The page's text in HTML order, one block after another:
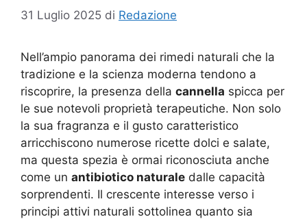
31 Luglio 2025 di Redazione
Nell’ampio panorama dei rimedi naturali che la
tradizione e la scienza moderna tendono a
riscoprire, la presenza della cannella spicca per
le sue notevoli proprietà terapeutiche. Non solo
la sua fragranza e il gusto caratteristico
arricchiscono numerose ricette dolci e salate,
ma questa spezia è ormai riconosciuta anche
come un antibiotico naturale dalle capacità
sorprendenti. Il crescente interesse verso i
principi attivi naturali sottolinea quanto sia